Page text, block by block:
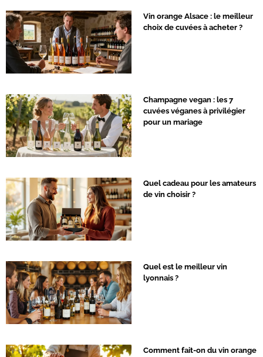
Vin orange Alsace : le meilleur
choix de cuvées à acheter ?
Champagne vegan : les 7
cuvées véganes à privilégier
pour un mariage
Quel cadeau pour les amateurs
de vin choisir ?
Quel est le meilleur vin
lyonnais ?
Comment fait-on du vin orange